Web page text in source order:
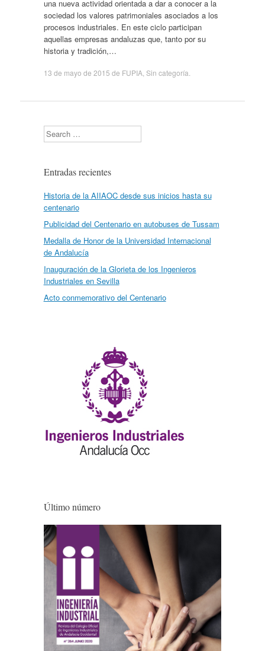
una nueva actividad orientada a dar a conocer a la
sociedad los valores patrimoniales asociados a los
procesos industriales. En este ciclo participan
aquellas empresas andaluzas que, tanto por su
historia y tradición,…
13 de mayo de 2015 de FUPIA, Sin categoría
Search
Entradas recientes
Historia de la AIIAOC desde sus inicios hasta su
centenario
Publicidad del Centenario en autobuses de Tussam
Medalla de Honor de la Universidad Internacional
de Andalucía
Inauguración de la Glorieta de los Ingenieros
Industriales en Sevilla
Acto conmemorativo del Centenario
Último número